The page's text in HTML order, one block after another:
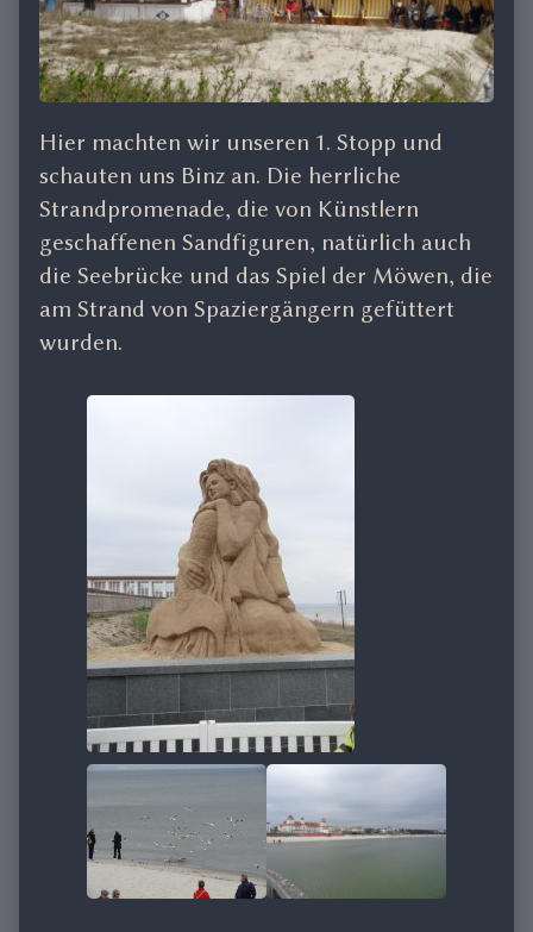
Hier machten wir unseren 1. Stopp und
schauten uns Binz an. Die herrliche
Strandpromenade, die von Künstlern
geschaffenen Sandfiguren, natürlich auch
die Seebrücke und das Spiel der Möwen, die
am Strand von Spaziergängern gefüttert
wurden.